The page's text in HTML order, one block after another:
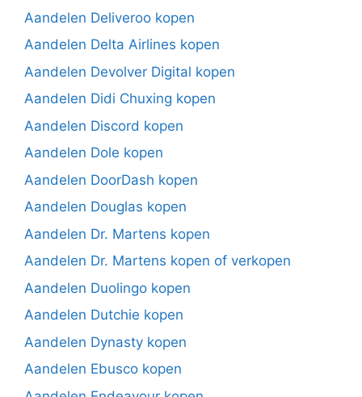
Aandelen Deliveroo kopen
Aandelen Delta Airlines kopen
Aandelen Devolver Digital kopen
Aandelen Didi Chuxing kopen
Aandelen Discord kopen
Aandelen Dole kopen
Aandelen DoorDash kopen
Aandelen Douglas kopen
Aandelen Dr. Martens kopen
Aandelen Dr. Martens kopen of verkopen
Aandelen Duolingo kopen
Aandelen Dutchie kopen
Aandelen Dynasty kopen
Aandelen Ebusco kopen